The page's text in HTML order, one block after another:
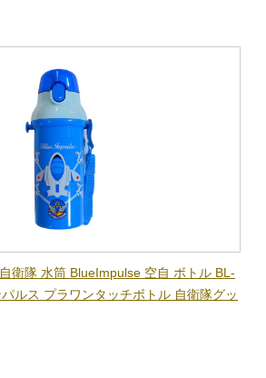
衛隊 水筒 BlueImpulse 空自 ボトル BL-
ルス プラワンタッチボトル 自衛隊グッ